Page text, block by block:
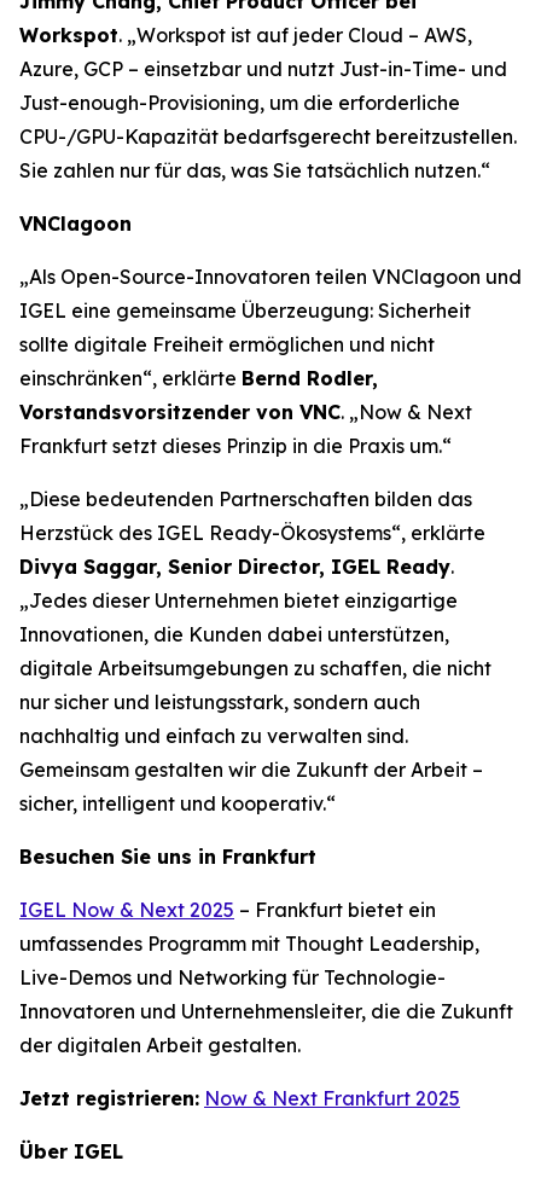
Workspot. „Workspot ist auf jeder Cloud – AWS,
Azure, GCP – einsetzbar und nutzt Just-in-Time- und
Just-enough-Provisioning, um die erforderliche
CPU-/GPU-Kapazität bedarfsgerecht bereitzustellen.
Sie zahlen nur für das, was Sie tatsächlich nutzen.“
VNClagoon
„Als Open-Source-Innovatoren teilen VNClagoon und
IGEL eine gemeinsame Überzeugung: Sicherheit
sollte digitale Freiheit ermöglichen und nicht
einschränken“, erklärte Bernd Rodler,
Vorstandsvorsitzender von VNC. „Now & Next
Frankfurt setzt dieses Prinzip in die Praxis um.“
„Diese bedeutenden Partnerschaften bilden das
Herzstück des IGEL Ready-Ökosystems“, erklärte
Divya Saggar, Senior Director, IGEL Ready.
„Jedes dieser Unternehmen bietet einzigartige
Innovationen, die Kunden dabei unterstützen,
digitale Arbeitsumgebungen zu schaffen, die nicht
nur sicher und leistungsstark, sondern auch
nachhaltig und einfach zu verwalten sind.
Gemeinsam gestalten wir die Zukunft der Arbeit –
sicher, intelligent und kooperativ.“
Besuchen Sie uns in Frankfurt
IGEL Now & Next 2025 – Frankfurt bietet ein
umfassendes Programm mit Thought Leadership,
Live-Demos und Networking für Technologie-
Innovatoren und Unternehmensleiter, die die Zukunft
der digitalen Arbeit gestalten.
Jetzt registrieren: Now & Next Frankfurt 2025
Über IGEL